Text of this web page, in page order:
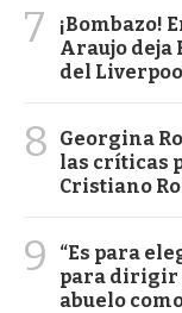
7
¡Bombazo!
Araujo deja
del
8
Georgina
las críticas
Cristiano
9
“Es para
para dirigir
abuelo